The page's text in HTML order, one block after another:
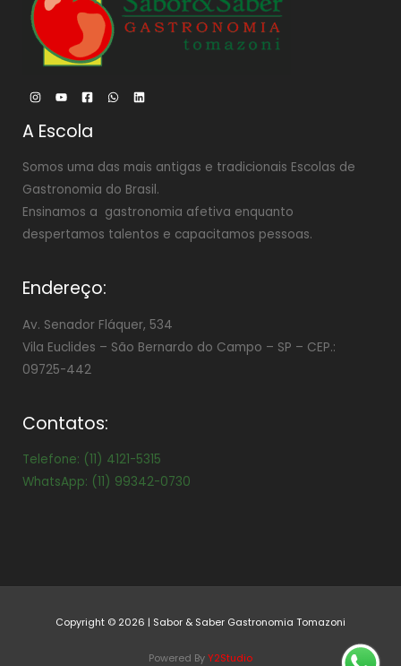
A Escola
Somos uma das mais antigas e tradicionais Escolas de
Gastronomia do Brasil.
Ensinamos a gastronomia afetiva enquanto
despertamos talentos e capacitamos pessoas.
Endereço:
Av. Senador Fláquer, 534
Vila Euclides – São Bernardo do Campo – SP – CEP.:
09725-442
Contatos:
Telefone: (11) 4121-5315
WhatsApp: (11) 99342-0730
Copyright © 2026 | Sabor & Saber Gastronomia Tomazoni
Powered By Y2Studio